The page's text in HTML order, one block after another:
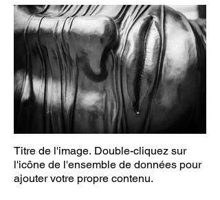
Titre de l'image. Double-cliquez sur
l'icône de l'ensemble de données pour
ajouter votre propre contenu.